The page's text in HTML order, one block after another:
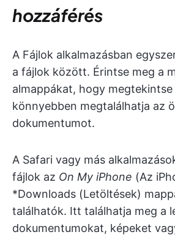
hozzáférés
A Fájlok alkalmazásban
a fájlok között. Érintse meg a
almappákat, hogy
könnyebben megtalálhatja az
dokumentumot.
A Safari vagy más
fájlok az On My iPhone (Az
*Downloads (Letöltések)
találhatók. Itt találhatja meg a
dokumentumokat, képeket